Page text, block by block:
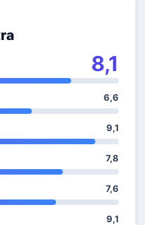
8,1
6,6
9,1
7,8
7,6
9,1